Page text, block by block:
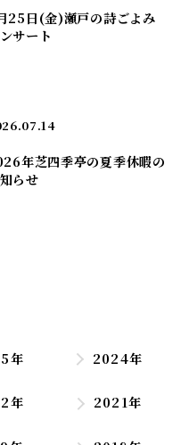
25日(金)瀬戸の詩ごよみ
サート
年芝四季亭の夏季休暇の
らせ
年 2024年
年 2021年